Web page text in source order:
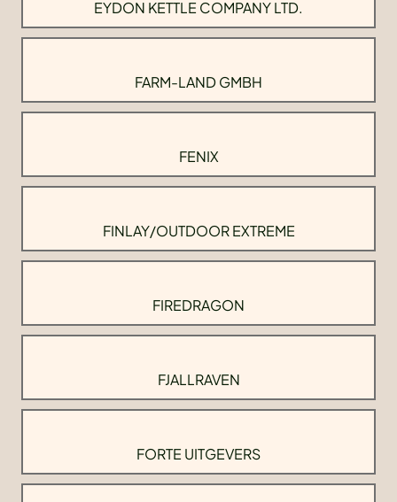
EYDON KETTLE COMPANY LTD.
FARM-LAND GMBH
FENIX
FINLAY/OUTDOOR EXTREME
FIREDRAGON
FJALLRAVEN
FORTE UITGEVERS